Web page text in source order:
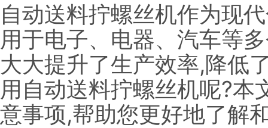
自动送料拧螺丝机作为现
用于电子、电器、汽车等
大大提升了生产效率,降低
用自动送料拧螺丝机呢?本
意事项,帮助您更好地了解